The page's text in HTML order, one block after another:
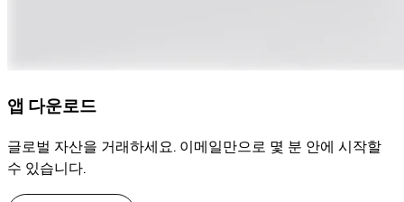
앱 다운로드
글로벌 자산을 거래하세요. 이메일만으로 몇 분 안에 시작할
수 있습니다.